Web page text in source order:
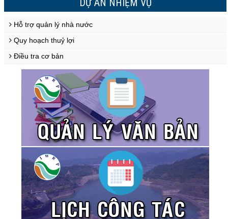
DỰ ÁN NHIỆM VỤ
Hỗ trợ quản lý nhà nước
Quy hoạch thuỷ lợi
Điều tra cơ bản